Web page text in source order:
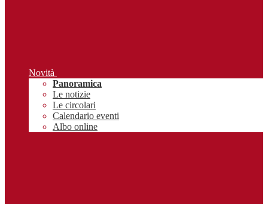
Novità
Panoramica
Le notizie
Le circolari
Calendario eventi
Albo online